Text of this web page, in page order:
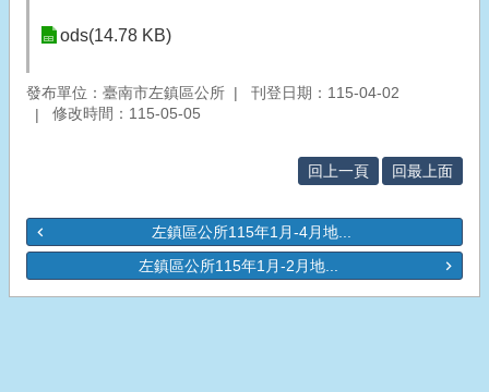
ods(14.78 KB)
發布單位：臺南市左鎮區公所
刊登日期：115-04-02
修改時間：115-05-05
回上一頁 回最上面
左鎮區公所115年1月-4月地...
左鎮區公所115年1月-2月地...